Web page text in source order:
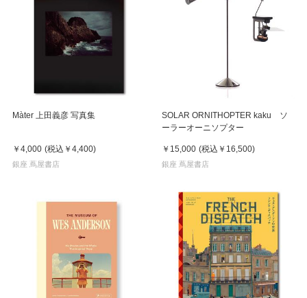
Màter 上田義彦 写真集
￥4,000 (税込 ￥4,400)
銀座 蔦屋書店
SOLAR ORNITHOPTER kaku ソ
ーラーオーニソプター
￥15,000 (税込 ￥16,500)
銀座 蔦屋書店